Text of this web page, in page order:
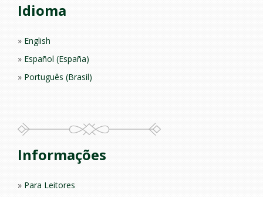
Idioma
English
Español (España)
Português (Brasil)
Informações
Para Leitores